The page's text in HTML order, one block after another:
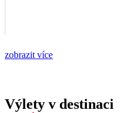
zobrazit více
Výlety v destinaci